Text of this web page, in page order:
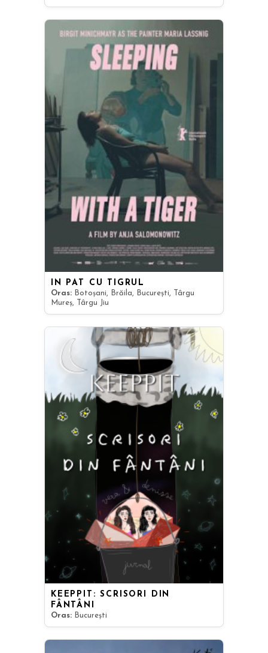
ÎN PAT CU TIGRUL
Oras: Botoșani, Brăila, București, Târgu
Mureș, Târgu Jiu
KEEPPIT: SCRISORI DIN
FÂNTÂNI
Oras: București